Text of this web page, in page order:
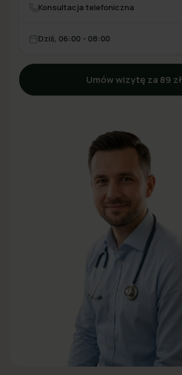
Konsultacja telefoniczna
Dziś, 06:00 - 08:00
Umów wizytę za 89 zł